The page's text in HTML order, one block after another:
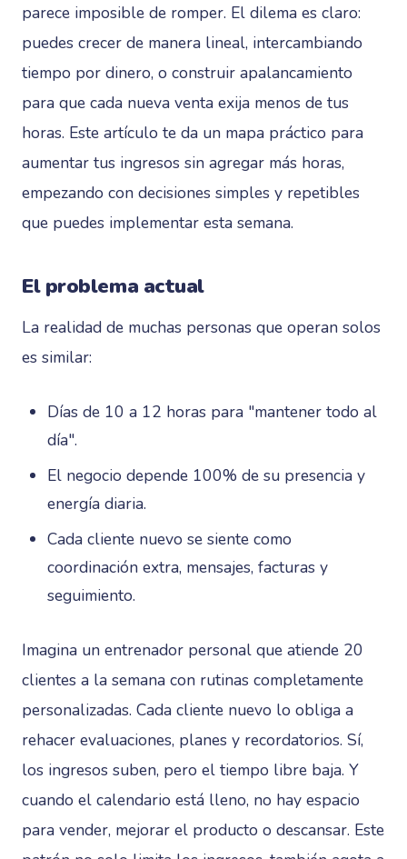
parece imposible de romper. El dilema es claro:
puedes crecer de manera lineal, intercambiando
tiempo por dinero, o construir apalancamiento
para que cada nueva venta exija menos de tus
horas. Este artículo te da un mapa práctico para
aumentar tus ingresos sin agregar más horas,
empezando con decisiones simples y repetibles
que puedes implementar esta semana.
El problema actual
La realidad de muchas personas que operan solos
es similar:
Días de 10 a 12 horas para "mantener todo al
día".
El negocio depende 100% de su presencia y
energía diaria.
Cada cliente nuevo se siente como
coordinación extra, mensajes, facturas y
seguimiento.
Imagina un entrenador personal que atiende 20
clientes a la semana con rutinas completamente
personalizadas. Cada cliente nuevo lo obliga a
rehacer evaluaciones, planes y recordatorios. Sí,
los ingresos suben, pero el tiempo libre baja. Y
cuando el calendario está lleno, no hay espacio
para vender, mejorar el producto o descansar. Este